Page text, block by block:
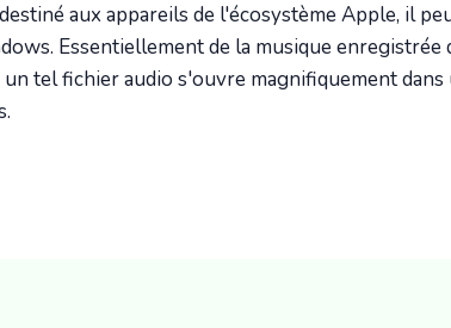
aux appareils de l'écosystème Apple, il
Essentiellement de la musique enregistrée
tel fichier audio s'ouvre magnifiquement dans